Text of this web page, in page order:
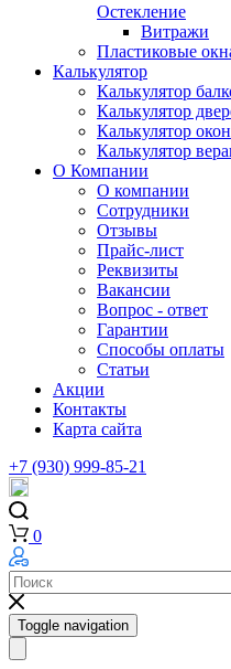
Остекление
Витражи
Пластиковые
Калькулятор
Калькулятор
Калькулятор
Калькулятор окон
Калькулятор
О Компании
О компании
Сотрудники
Отзывы
Прайс-лист
Реквизиты
Вакансии
Вопрос - ответ
Гарантии
Способы оплаты
Статьи
Акции
Контакты
Карта сайта
+7 (930) 999-85-21
0
Toggle navigation